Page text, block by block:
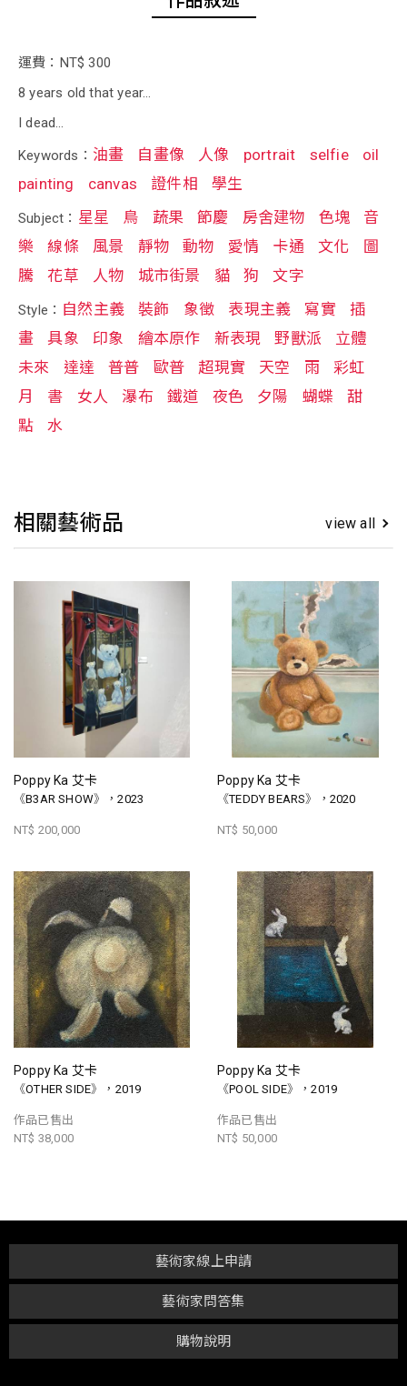
運費：NT$ 300
8 years old that year…
I dead…
Keywords： 油畫 自畫像 人像 portrait selfie
oil
painting
canvas 證件相 學生
Subject： 星星 鳥 蔬果 節慶 房舍建物 色塊
音
樂
線條 風景 靜物 動物 愛情 卡通 文化
圖
騰
花草 人物 城市街景 貓 狗 文字
Style： 自然主義 裝飾 象徵 表現主義 寫實
插
畫
具象 印象 繪本原作 新表現 野獸派
立體
未來
達達 普普 歐普 超現實 天空 雨
彩虹
月
書 女人 瀑布 鐵道 夜色 夕陽 蝴蝶
甜
點
水
相關藝術品 view all
Poppy Ka 艾卡
《B3AR SHOW》，2023
NT$ 200,000
Poppy Ka 艾卡
《TEDDY BEARS》，2020
NT$ 50,000
Poppy Ka 艾卡
《OTHER SIDE》，2019
作品已售出
NT$ 38,000
Poppy Ka 艾卡
《POOL SIDE》，2019
作品已售出
NT$ 50,000
購物說明
藝術家問答集
藝術家線上申請